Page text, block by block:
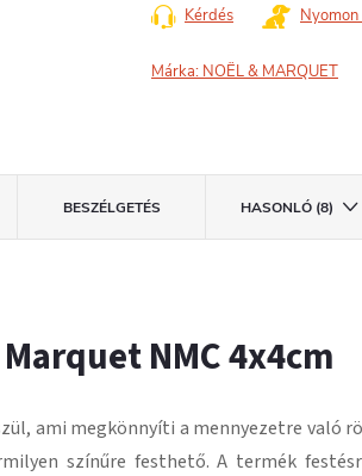
Kérdés
Márka: NOËL & MARQUET
BESZÉLGETÉS HASONLÓ (8)
NMC 4x4cm
ami megkönnyíti a mennyezetre való
színűre festhető. A termék